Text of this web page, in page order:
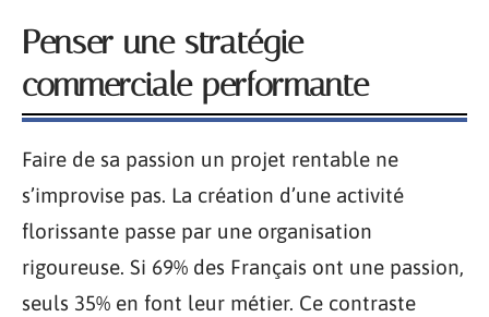
Penser une stratégie
commerciale performante
Faire de sa passion un projet rentable ne
s’improvise pas. La création d’une activité
florissante passe par une organisation
rigoureuse. Si 69% des Français ont une passion,
seuls 35% en font leur métier. Ce contraste